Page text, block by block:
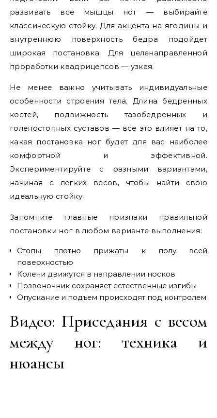
развивать все мышцы ног — выбирайте
классическую стойку. Для акцента на ягодицы и
внутреннюю поверхность бедра подойдет
широкая постановка. Для целенаправленной
проработки квадрицепсов — узкая.
Не менее важно учитывать индивидуальные
особенности строения тела. Длина бедренных
костей, подвижность тазобедренных и
голеностопных суставов — все это влияет на то,
какая постановка ног будет для вас наиболее
комфортной и эффективной.
Экспериментируйте с разными вариантами,
начиная с легких весов, чтобы найти свою
идеальную стойку.
Запомните главные признаки правильной
постановки ног в любом варианте выполнения:
Стопы плотно прижаты к полу всей
поверхностью
Колени движутся в направлении носков
Позвоночник сохраняет естественные изгибы
Опускание и подъем происходят под контролем
Видео: Приседания с весом
между ног: техника и
нюансы